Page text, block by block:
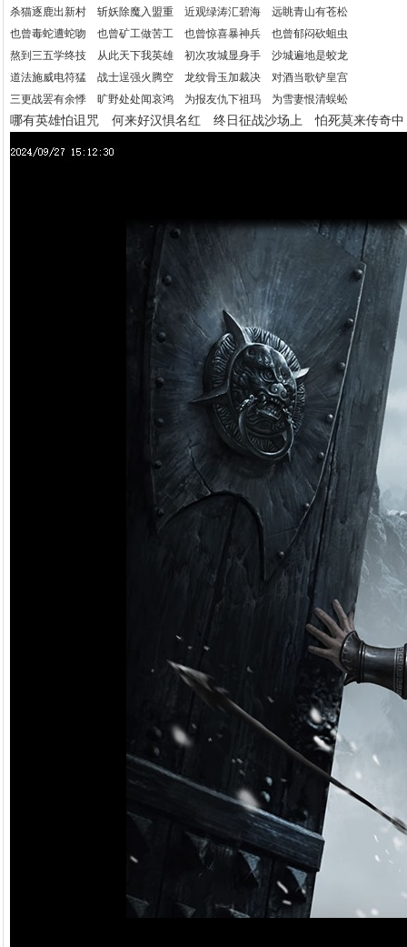
杀猫逐鹿出新村 斩妖除魔入盟重 近观绿涛汇碧海 远眺青山有苍松
也曾毒蛇遭蛇吻 也曾矿工做苦工 也曾惊喜暴神兵 也曾郁闷砍蛆虫
熬到三五学终技 从此天下我英雄 初次攻城显身手 沙城遍地是蛟龙
道法施威电符猛 战士逞强火腾空 龙纹骨玉加裁决 对酒当歌铲皇宫
三更战罢有余悸 旷野处处闻哀鸿 为报友仇下祖玛 为雪妻恨清蜈蚣
哪有英雄怕诅咒 何来好汉惧名红 终日征战沙场上 怕死莫来传奇中